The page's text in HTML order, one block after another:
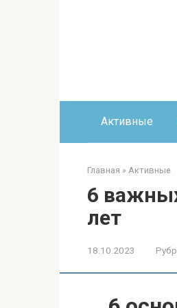
Активные
Главная » Активные
6
лет
18.10.2023